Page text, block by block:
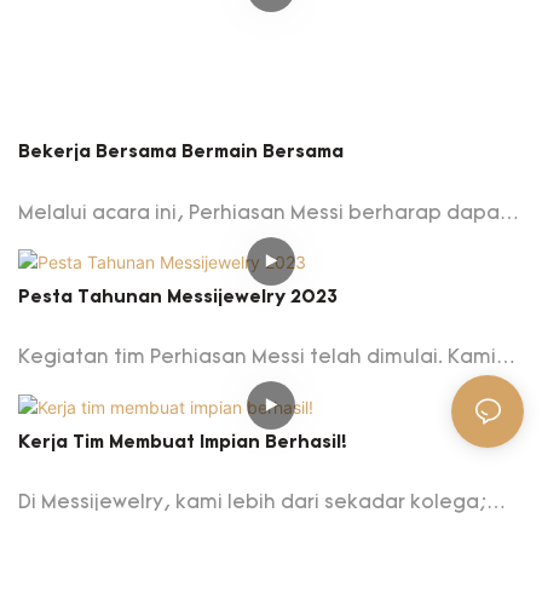
Bekerja Bersama Bermain Bersama
Melalui acara ini, Perhiasan Messi berharap dapat
membangun suasana tim yang positif dan energik,
mendorong kerja sama dan komunikasi di antara
karyawan, dan meningkatkan kualitas dan daya
lebih baik melayani pelanggan dan meningkatkan
citra dan kredibilitas perusahaan.
Pesta Tahunan Messijewelry 2023
Kegiatan tim Perhiasan Messi telah dimulai. Kami
adalah kelompok yang bersatu dan ramah yang
saling membantu. Berpartisipasi dalam kegiatan ini
setelah bekerja untuk meningkatkan hubungan
Kerja Tim Membuat Impian Berhasil!
Di Messijewelry, kami lebih dari sekadar kolega;